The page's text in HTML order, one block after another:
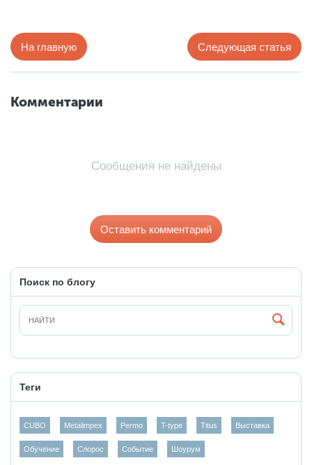
На главную Следующая статья
Комментарии
Сообщения не найдены
Оставить комментарий
Поиск по блогу
Теги
CUBO Metalimpex Permo T-type Titus Выставка
Обучение Слорос Событие Шоурум